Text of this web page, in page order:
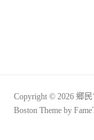
Copyright © 2026 鄉民
Boston Theme by